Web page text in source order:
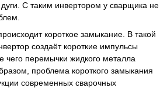
С таким инвертором у сварщика не
короткое замыкание. В такой
создаёт короткие импульсы
чего перемычки жидкого металла
проблема короткого замыкания
современных сварочных